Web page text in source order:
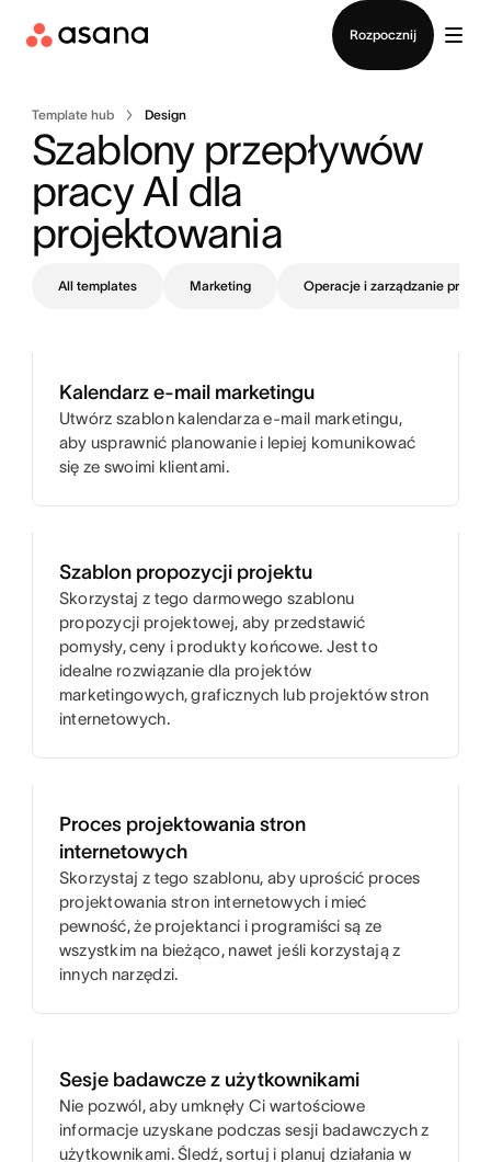
Rozpocznij
Template hub Design
Szablony przepływów
pracy AI dla
projektowania
All templates Marketing Operacje i zarządzanie
Kalendarz e-mail marketingu
Utwórz szablon kalendarza e-mail marketingu,
aby usprawnić planowanie i lepiej komunikować
się ze swoimi klientami.
Szablon propozycji projektu
Skorzystaj z tego darmowego szablonu
propozycji projektowej, aby przedstawić
pomysły, ceny i produkty końcowe. Jest to
idealne rozwiązanie dla projektów
marketingowych, graficznych lub projektów stron
internetowych.
Proces projektowania stron
internetowych
Skorzystaj z tego szablonu, aby uprościć proces
projektowania stron internetowych i mieć
pewność, że projektanci i programiści są ze
wszystkim na bieżąco, nawet jeśli korzystają z
innych narzędzi.
Sesje badawcze z użytkownikami
Nie pozwól, aby umknęły Ci wartościowe
informacje uzyskane podczas sesji badawczych z
użytkownikami. Śledź, sortuj i planuj działania w